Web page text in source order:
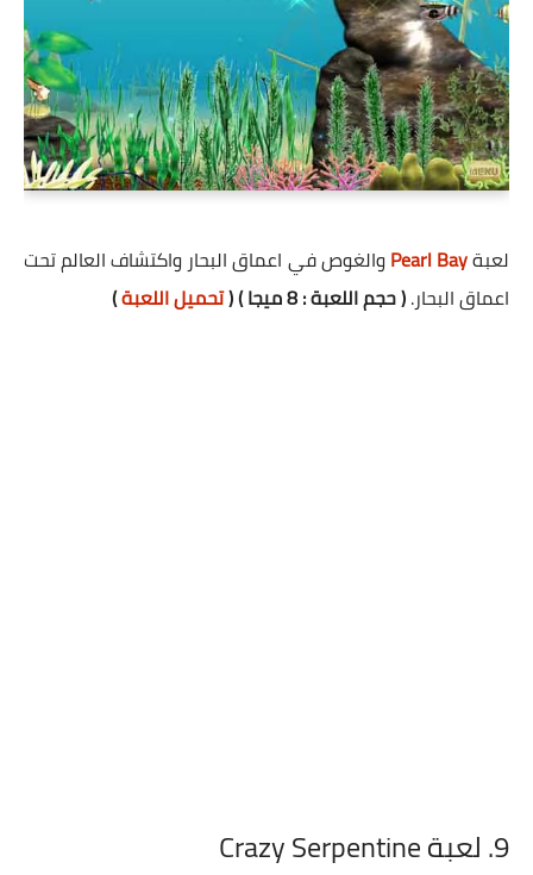
لعبةPearl Bayوالغوص في اعماق البحار واكتشاف العالم تحت
اعماق البحار.( حجم اللعبة : 8 ميجا ) ( تحميل اللعبة)
9. لعبة Crazy Serpentine